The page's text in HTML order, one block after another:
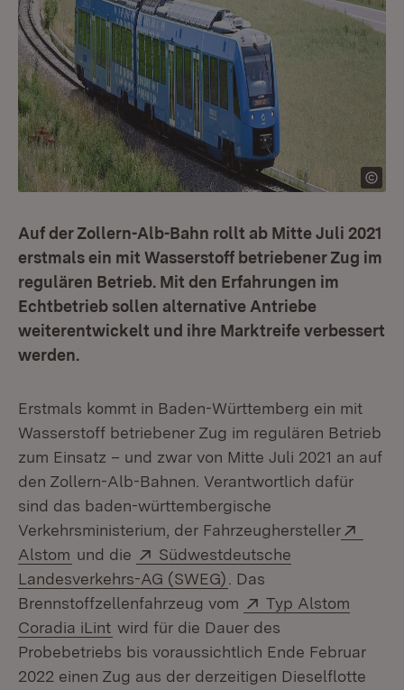
Auf der Zollern-Alb-Bahn rollt ab Mitte Juli 2021
erstmals ein mit Wasserstoff betriebener Zug im
regulären Betrieb. Mit den Erfahrungen im
Echtbetrieb sollen alternative Antriebe
weiterentwickelt und ihre Marktreife verbessert
werden.
Erstmals kommt in Baden-Württemberg ein mit
Wasserstoff betriebener Zug im regulären Betrieb
zum Einsatz – und zwar von Mitte Juli 2021 an auf
den Zollern-Alb-Bahnen. Verantwortlich dafür
sind das baden-württembergische
Verkehrsministerium, der Fahrzeughersteller
Alstom (Öffnet in neuem Fenster)
und die Extern:
Südwestdeutsche
Landesverkehrs-AG (SWEG) (Öffnet in neuem
. Das
Brennstoffzellenfahrzeug vom
Extern:
Typ Alstom
Coradia iLint (Öffnet in neuem Fenster)
wird für die Dauer des
Probebetriebs bis voraussichtlich Ende Februar
2022 einen Zug aus der derzeitigen Dieselflotte